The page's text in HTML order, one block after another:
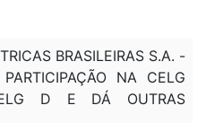
BRASILEIRAS S.A. -
NA CELG
D E DÁ OUTRAS